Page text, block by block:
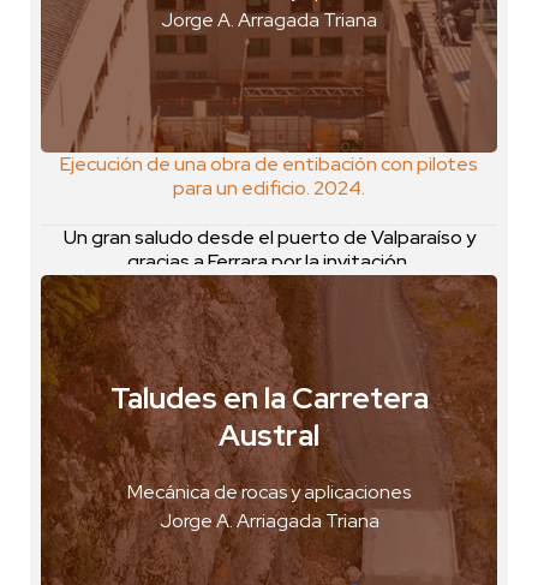
Jorge A. Arragada Triana
VER GEOPOSTAL
Ejecución de una obra de entibación con pilotes
para un edificio. 2024.
Un gran saludo desde el puerto de Valparaíso y
gracias a Ferrara por la invitación.
Taludes en la Carretera
Austral
Mecánica de rocas y aplicaciones
Jorge A. Arriagada Triana
Puerto Puyuhuapi, Chile
VER FOTO
VER GEOPOSTAL